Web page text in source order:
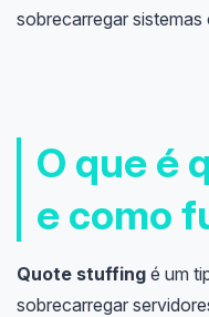
sobrecarregar
O que é
e como
Quote stuffingé um
sobrecarregar